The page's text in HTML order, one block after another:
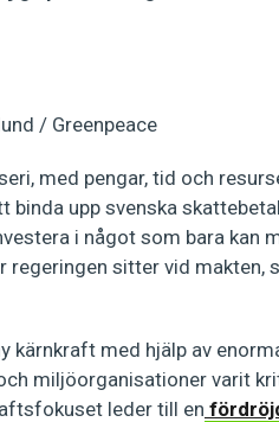
/ Greenpeace
med pengar, tid och
upp svenska
i något som bara kan
regeringen sitter vid makten,
kärnkraft med hjälp av
miljöorganisationer varit
leder till en